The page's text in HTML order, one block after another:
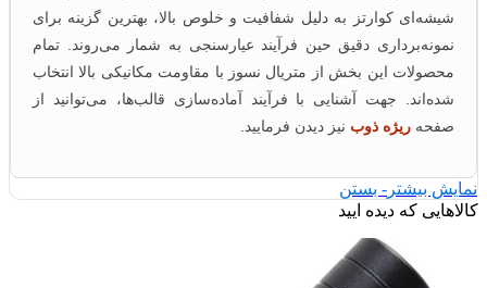
شیشه‌ای کوارتز به دلیل شفافیت و خلوص بالا، بهترین گزینه برای
نمونه‌برداری دقیق حین فرآیند عیارسنجی به شمار می‌روند. تمام
محصولات این بخش از متریال نسوز با مقاومت مکانیکی بالا انتخاب
شده‌اند. جهت آشنایی با فرآیند آماده‌سازی قالب‌ها، می‌توانید از
صفحهریژه ذوبنیز دیدن فرمایید.
بیشتر- بستن
که دیده ایید